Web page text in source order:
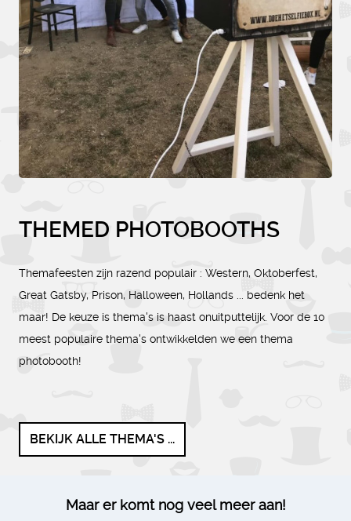
THEMED PHOTOBOOTHS
Themafeesten zijn razend populair : Western, Oktoberfest,
Great Gatsby, Prison, Halloween, Hollands ... bedenk het
maar! De keuze is thema's is haast onuitputtelijk. Voor de 10
meest populaire thema's ontwikkelden we een thema
photobooth!
BEKIJK ALLE THEMA'S ...
Maar er komt nog veel meer aan!